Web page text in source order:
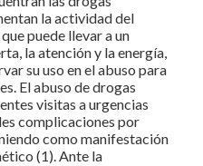
la actividad del
puede llevar a un
la atención y la energía,
su uso en el abuso para
El abuso de drogas
visitas a urgencias
complicaciones por
como manifestación
(1). Ante la